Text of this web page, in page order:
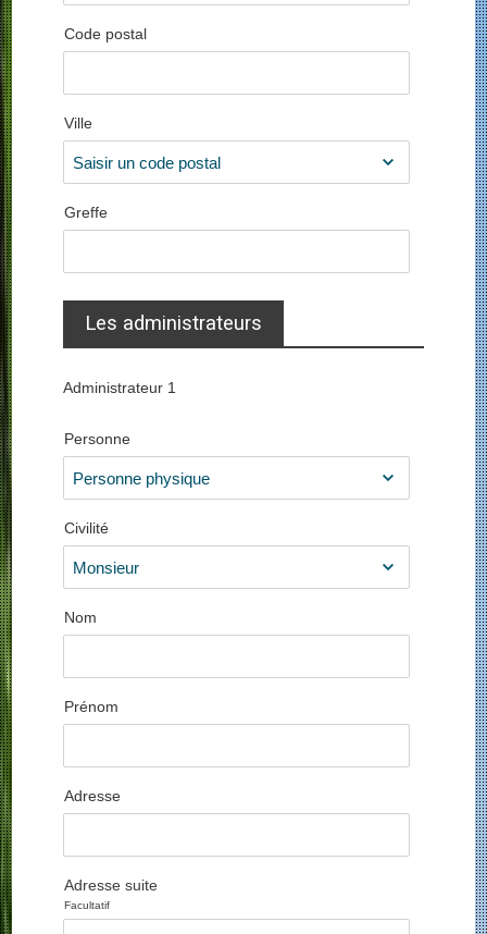
Code postal
Ville
Greffe
Les administrateurs
Administrateur 1
Personne
Civilité
Nom
Prénom
Adresse
Adresse suite
Facultatif